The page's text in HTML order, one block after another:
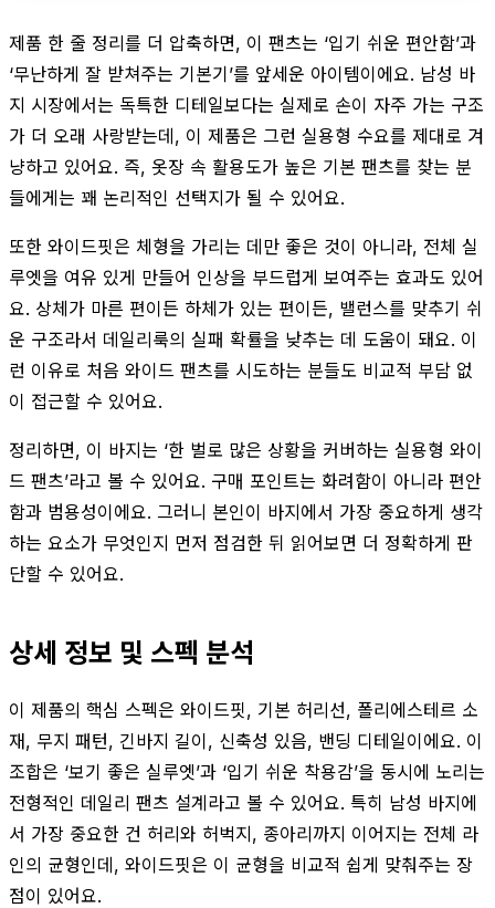
제품 한 줄 정리를 더 압축하면, 이 팬츠는 ‘입기 쉬운 편안함’과
‘무난하게 잘 받쳐주는 기본기’를 앞세운 아이템이에요. 남성 바
지 시장에서는 독특한 디테일보다는 실제로 손이 자주 가는 구조
가 더 오래 사랑받는데, 이 제품은 그런 실용형 수요를 제대로 겨
냥하고 있어요. 즉, 옷장 속 활용도가 높은 기본 팬츠를 찾는 분
들에게는 꽤 논리적인 선택지가 될 수 있어요.
또한 와이드핏은 체형을 가리는 데만 좋은 것이 아니라, 전체 실
루엣을 여유 있게 만들어 인상을 부드럽게 보여주는 효과도 있어
요. 상체가 마른 편이든 하체가 있는 편이든, 밸런스를 맞추기 쉬
운 구조라서 데일리룩의 실패 확률을 낮추는 데 도움이 돼요. 이
런 이유로 처음 와이드 팬츠를 시도하는 분들도 비교적 부담 없
이 접근할 수 있어요.
정리하면, 이 바지는 ‘한 벌로 많은 상황을 커버하는 실용형 와이
드 팬츠’라고 볼 수 있어요. 구매 포인트는 화려함이 아니라 편안
함과 범용성이에요. 그러니 본인이 바지에서 가장 중요하게 생각
하는 요소가 무엇인지 먼저 점검한 뒤 읽어보면 더 정확하게 판
단할 수 있어요.
상세 정보 및 스펙 분석
이 제품의 핵심 스펙은 와이드핏, 기본 허리선, 폴리에스테르 소
재, 무지 패턴, 긴바지 길이, 신축성 있음, 밴딩 디테일이에요. 이
조합은 ‘보기 좋은 실루엣’과 ‘입기 쉬운 착용감’을 동시에 노리는
전형적인 데일리 팬츠 설계라고 볼 수 있어요. 특히 남성 바지에
서 가장 중요한 건 허리와 허벅지, 종아리까지 이어지는 전체 라
인의 균형인데, 와이드핏은 이 균형을 비교적 쉽게 맞춰주는 장
점이 있어요.